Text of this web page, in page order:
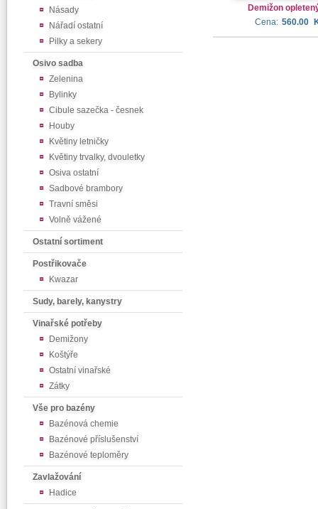
Násady
Nářadí ostatní
Pilky a sekery
Osivo sadba
Zelenina
Bylinky
Cibule sazečka - česnek
Houby
Květiny letničky
Květiny trvalky, dvouletky
Osiva ostatní
Sadbové brambory
Travní směsi
Volně vážené
Ostatní sortiment
Postřikovače
Kwazar
Sudy, barely, kanystry
Vinařské potřeby
Demižony
Koštýře
Ostatní vinařské
Zátky
Vše pro bazény
Bazénová chemie
Bazénové příslušenství
Bazénové teploměry
Zavlažování
Hadice
Demižon
Cena: 560.00